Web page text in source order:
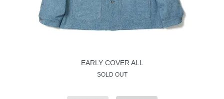
EARLY COVER ALL
SOLD OUT